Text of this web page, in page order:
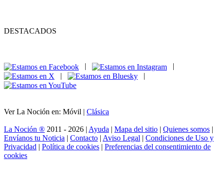
DESTACADOS
|
|
Ver La Noción en: Móvil | Clásica
La Noción ® 2011 - 2026 | Ayuda | Mapa del sitio | Quienes somos |
Envíanos tu Noticia | Contacto | Aviso Legal | Condiciones de Uso y
Privacidad | Política de cookies | Preferencias del consentimiento de
cookies